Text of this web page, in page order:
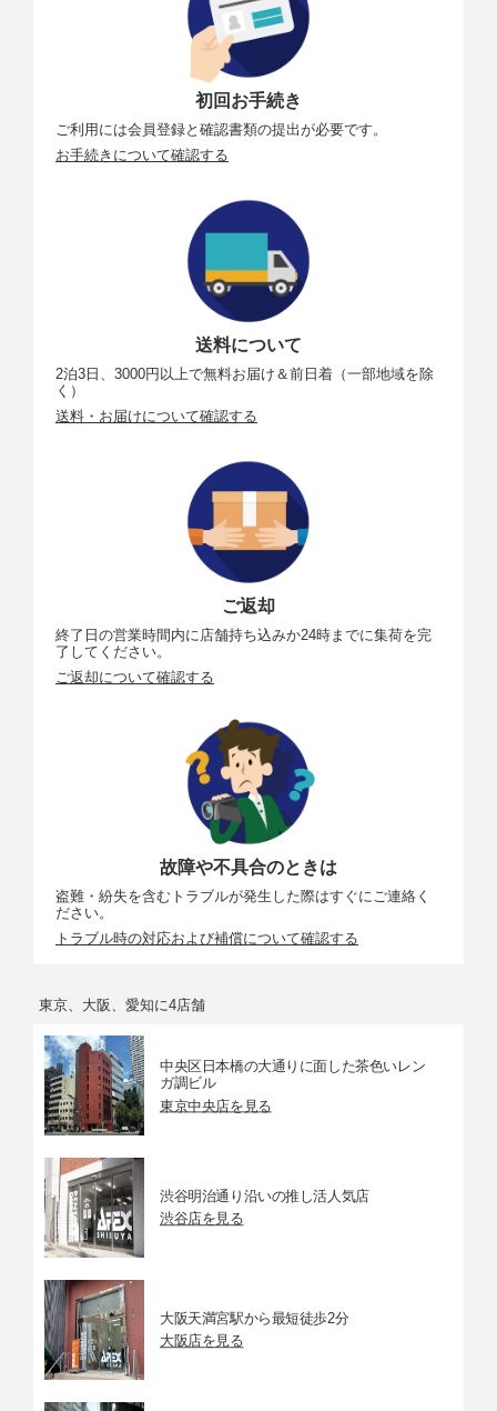
48 kHz 16-bit、AAC
接続
2.400～2.4835 GHz
5.150～5.250 GHz
5.725～5.850 GHz（日本国内では、5.8 GHz帯は使
用不可）
802.11 a/b/g/n/ac
2.4 GHz：< 15 dBm (FCC/CE/SRRC/MIC（日本）)
5.1 GHz：< 16 dBm (FCC/CE/SRRC/MIC（日本）)
5.8 GHz：< 14 dBm (FCC/CE/SRRC)
作周波数
2.400～2.4835 GHz
Bluetooth伝
< 3 dBm
Osmo Action 4 スペック、脚注
初回お手続き
ご利用には会員登録と確認書類の提出が必要です。
お手続きについて確認する
送料について
2泊3日、3000円以上で無料お届け＆前日着（一部地域を除
く）
送料・お届けについて確認する
ご返却
終了日の営業時間内に店舗持ち込みか24時までに集荷を完
了してください。
ご返却について確認する
故障や不具合のときは
盗難・紛失を含むトラブルが発生した際はすぐにご連絡く
ださい。
トラブル時の対応および補償について確認する
東京、大阪、愛知に4店舗
中央区日本橋の大通りに面した茶色いレン
ガ調ビル
東京中央店を見る
渋谷明治通り沿いの推し活人気店
渋谷店を見る
大阪天満宮駅から最短徒歩2分
大阪店を見る